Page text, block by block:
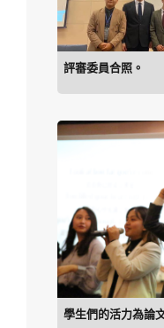
評審委員合照。
學生們的活力為論